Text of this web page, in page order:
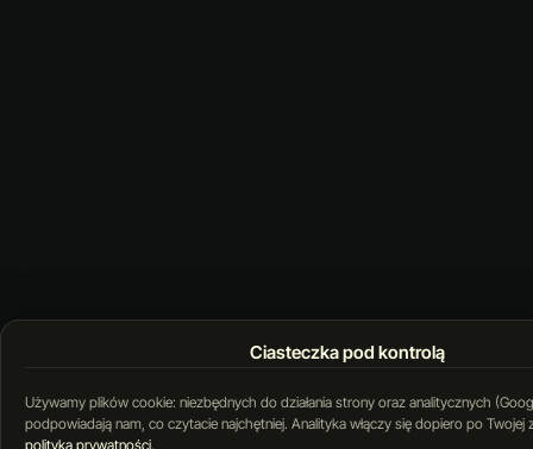
Ciasteczka pod kontrolą
Używamy plików cookie: niezbędnych do działania strony oraz analitycznych
podpowiadają nam, co czytacie najchętniej. Analityka włączy się dopiero po Twojej
polityka prywatności.